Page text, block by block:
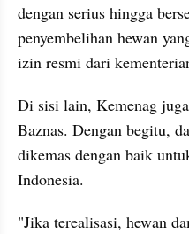
dengan serius hingga
penyembelihan hewan
izin resmi dari
Di sisi lain, Kemenag
Baznas. Dengan begitu,
dikemas dengan baik
Indonesia.
"Jika terealisasi, hewan